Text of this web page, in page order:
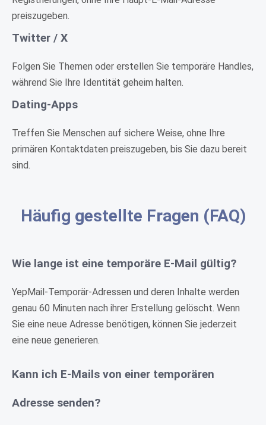
preiszugeben.
Twitter / X
Folgen Sie Themen oder erstellen Sie temporäre Handles,
während Sie Ihre Identität geheim halten.
Dating-Apps
Treffen Sie Menschen auf sichere Weise, ohne Ihre
primären Kontaktdaten preiszugeben, bis Sie dazu bereit
sind.
Häufig gestellte Fragen (FAQ)
Wie lange ist eine temporäre E-Mail gültig?
YepMail-Temporär-Adressen und deren Inhalte werden
genau 60 Minuten nach ihrer Erstellung gelöscht. Wenn
Sie eine neue Adresse benötigen, können Sie jederzeit
eine neue generieren.
Kann ich E-Mails von einer temporären
Adresse senden?